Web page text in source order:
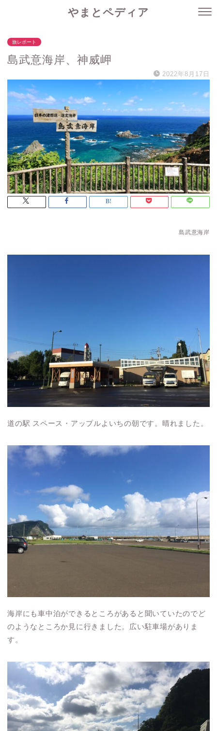
やまとペディア
旅レポート
島武意海岸、神威岬
2022年8月17日
島武意海岸
道の駅 スペース・アップルよいちの朝です。晴れました。
海岸にも車中泊ができるところがあると聞いていたのでど
のようなところか見に行きました。広い駐車場がありま
す。